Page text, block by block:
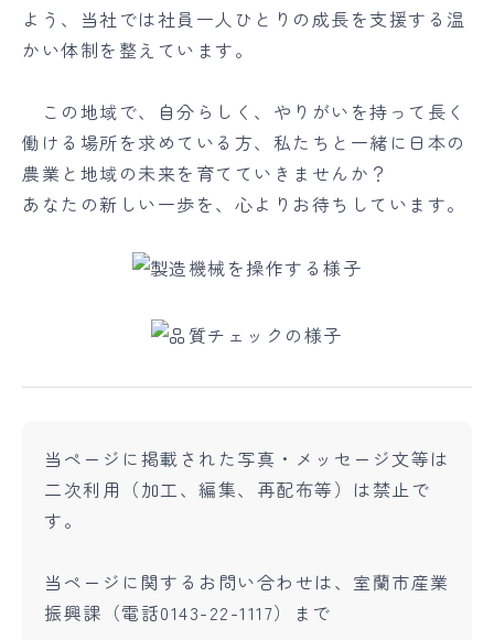
よう、当社では社員一人ひとりの成長を支援する温
かい体制を整えています。
この地域で、自分らしく、やりがいを持って長く
働ける場所を求めている方、私たちと一緒に日本の
農業と地域の未来を育てていきませんか？
あなたの新しい一歩を、心よりお待ちしています。
当ページに掲載された写真・メッセージ文等は
二次利用（加工、編集、再配布等）は禁止で
す。
当ページに関するお問い合わせは、室蘭市産業
振興課（電話0143-22-1117）まで